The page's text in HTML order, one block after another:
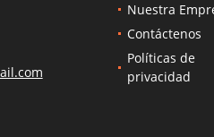
Nuestra
Contáctenos
Políticas de
privacidad